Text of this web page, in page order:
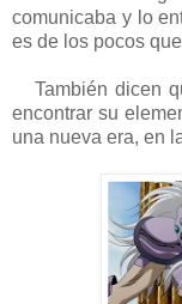
comunicaba y lo
es de los pocos
También dicen
encontrar su
una nueva era, en